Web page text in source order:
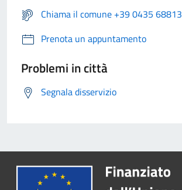
Chiama il comune +39 0435 68813
Prenota un appuntamento
Problemi in città
Segnala disservizio